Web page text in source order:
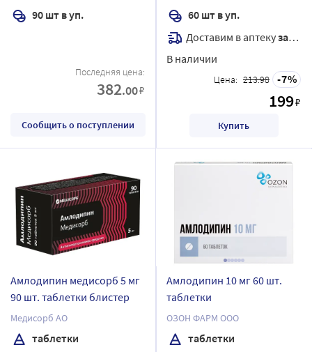
90 шт в уп.
Последняя цена:
382.00₽
Сообщить о поступлении
60 шт в уп.
Доставим в аптекузавтра
В наличии
Цена: 213.98 7
199₽
Купить
Амлодипин медисорб 5 мг
90 шт. таблетки блистер
Медисорб АО
таблетки
Амлодипин 10 мг 60 шт.
таблетки
ОЗОН ФАРМ ООО
таблетки